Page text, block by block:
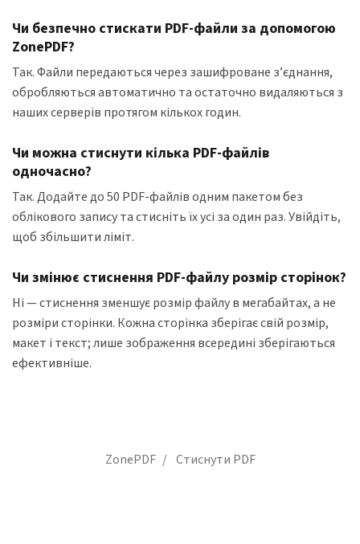
Чи безпечно стискати PDF-файли за допомогою
ZonePDF?
Так. Файли передаються через зашифроване з’єднання,
обробляються автоматично та остаточно видаляються з
наших серверів протягом кількох годин.
Чи можна стиснути кілька PDF-файлів
одночасно?
Так. Додайте до 50 PDF-файлів одним пакетом без
облікового запису та стисніть їх усі за один раз. Увійдіть,
щоб збільшити ліміт.
Чи змінює стиснення PDF-файлу розмір сторінок?
Ні — стиснення зменшує розмір файлу в мегабайтах, а не
розміри сторінки. Кожна сторінка зберігає свій розмір,
макет і текст; лише зображення всередині зберігаються
ефективніше.
ZonePDF Стиснути PDF